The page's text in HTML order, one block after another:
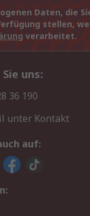
Daten, die
stellen,
verarbeitet.
uns:
36 190
unter Kontakt
auf: